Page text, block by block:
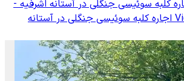
کلبه سوئیسی جنگلی در آستانه اشرفیه -
اجاره کلبه سوئیسی جنگلی در آستانه